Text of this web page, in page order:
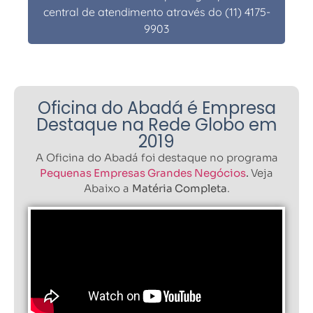
central de atendimento através do (11) 4175-
9903
Oficina do Abadá é Empresa
Destaque na Rede Globo em
2019
A Oficina do Abadá foi destaque no programa
Pequenas Empresas Grandes Negócios. Veja
Abaixo a Matéria Completa.